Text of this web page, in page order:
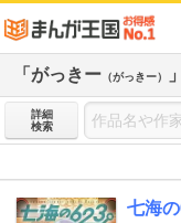
「がっきー （がっきー）
詳細
検索
七海